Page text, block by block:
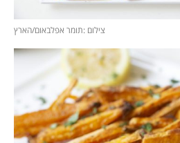
צילום :תומר אפלבאום/הארץ